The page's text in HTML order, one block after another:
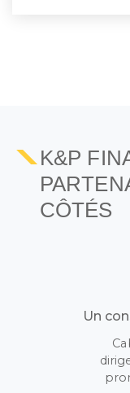
K&P
CÔTÉS
Un